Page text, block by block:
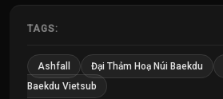
TAGS:
Ashfall Đại Thảm Hoạ Núi Baekdu
Baekdu Vietsub